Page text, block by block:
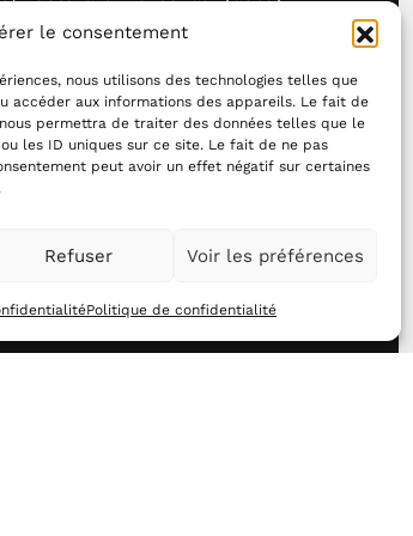
le consentement
nous utilisons des technologies telles que
accéder aux informations des appareils. Le fait de
permettra de traiter des données telles que le
les ID uniques sur ce site. Le fait de ne pas
peut avoir un effet négatif sur certaines
Refuser Voir les préférences
Politique de confidentialité
14000 Caen — France
33 (0) 682 58 46 28